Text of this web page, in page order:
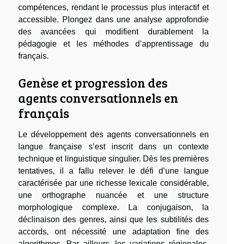
compétences, rendant le processus plus interactif et
accessible. Plongez dans une analyse approfondie
des avancées qui modifient durablement la
pédagogie et les méthodes d’apprentissage du
français.
Genèse et progression des
agents conversationnels en
français
Le développement des agents conversationnels en
langue française s’est inscrit dans un contexte
technique et linguistique singulier. Dès les premières
tentatives, il a fallu relever le défi d’une langue
caractérisée par une richesse lexicale considérable,
une orthographe nuancée et une structure
morphologique complexe. La conjugaison, la
déclinaison des genres, ainsi que les subtilités des
accords, ont nécessité une adaptation fine des